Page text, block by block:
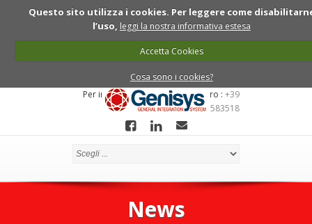
Questo sito utilizza i cookies. Per leggere come
l’uso, leggi la nostra informativa estesa
Accetta Cookies
Cosa sono i cookies?
Per informazioni chiama ll numero : +39
0422 7910081 - 349 6583518
News